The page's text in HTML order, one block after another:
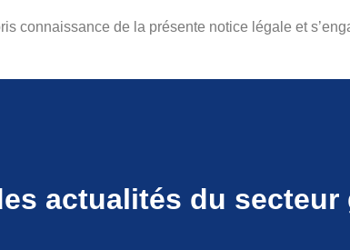
connaissance de la présente notice légale et
actualités du secteur